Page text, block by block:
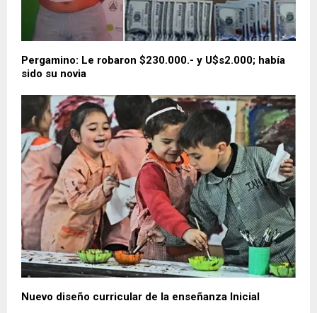
Pergamino: Le robaron $230.000.- y U$s2.000; había
sido su novia
Nuevo diseño curricular de la enseñanza Inicial